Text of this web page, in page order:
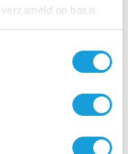
op basis